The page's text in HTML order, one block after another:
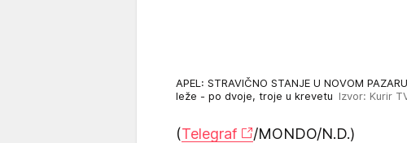
APEL: STRAVIČNO STANJE U NOVOM
leže - po dvoje, troje u krevetu Izvor: Kurir
(Telegraf /MONDO/N.D.)